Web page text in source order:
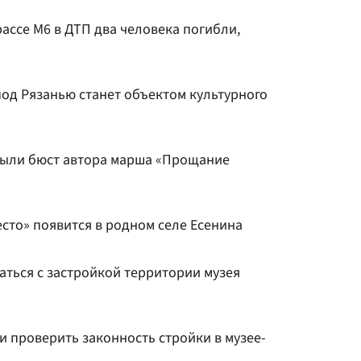
М6 в ДТП два человека погибли,
Рязанью станет объектом культурного
бюст автора марша «Прощание
появится в родном селе Есенина
с застройкой территории музея
проверить законность стройки в музее-